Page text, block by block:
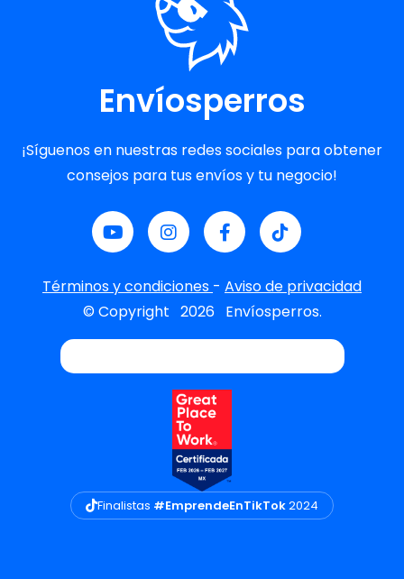
Envíosperros
¡Síguenos en nuestras redes sociales para obtener
consejos para tus envíos y tu negocio!
Términos y condiciones - Aviso de privacidad
© Copyright 2026 Envíosperros.
Finalistas #EmprendeEnTikTok2024